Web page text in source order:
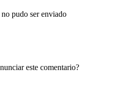
pudo ser enviado
este comentario?